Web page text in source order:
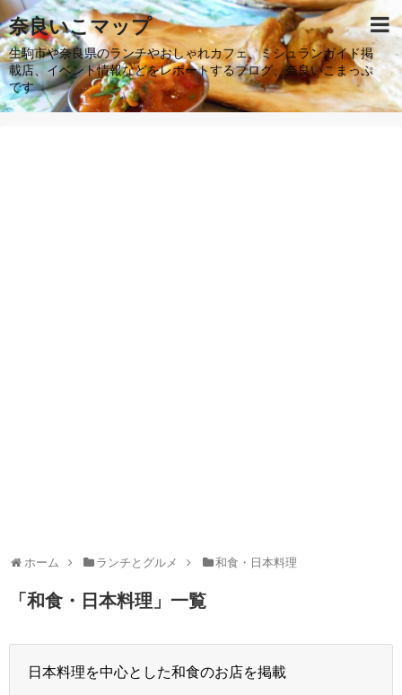
奈良いこマップ
生駒市や奈良県のランチやおしゃれカフェ、ミシュランガイド掲
載店、イベント情報などをレポートするブログ、奈良いこまっぷ
です
ホーム ランチとグルメ 和食・日本料理
「 和食・日本料理 」 一覧
日本料理を中心とした和食のお店を掲載